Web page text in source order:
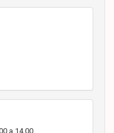
a 14.00